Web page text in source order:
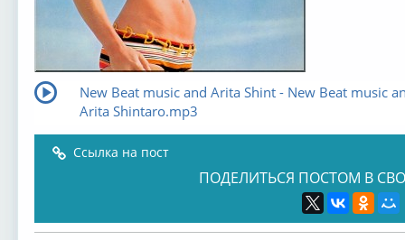
New Beat music and Arita Shint - New Beat music
Arita Shintaro.mp3
Ссылка на пост
ПОДЕЛИТЬСЯ ПОСТОМ В